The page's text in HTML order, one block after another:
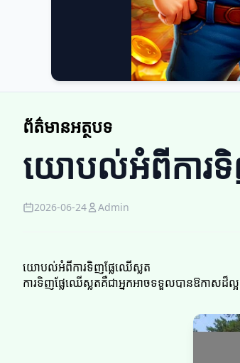
ព័ត៌មានអត្ថបទ
យោបល់អំពីការទិ
2026-06-24 Admin
យោបល់អំពីការទិញផ្លែឈើស្លត
ការទិញផ្លែឈើស្លតគឺជាអ្នកអាចទទួលបានឱកាសដ៏ល្